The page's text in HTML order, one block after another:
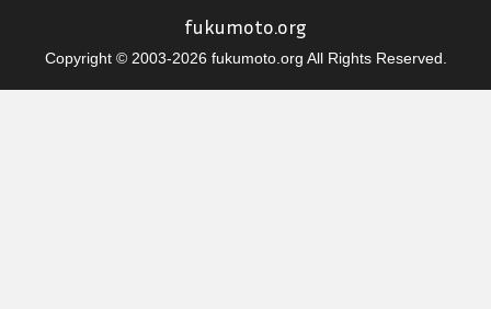
fukumoto.org
Copyright © 2003-2026 fukumoto.org All Rights Reserved.